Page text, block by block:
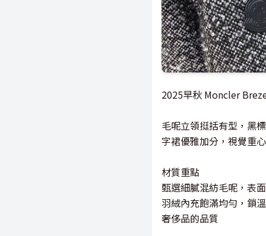
2025早秋 Moncler
毛呢立領挺括有型，黑
字裙優雅加分，視覺重
材質重點
甄選細膩混紡毛呢，表
羽絨內充飽滿均勻，鎖
奢侈品的品質